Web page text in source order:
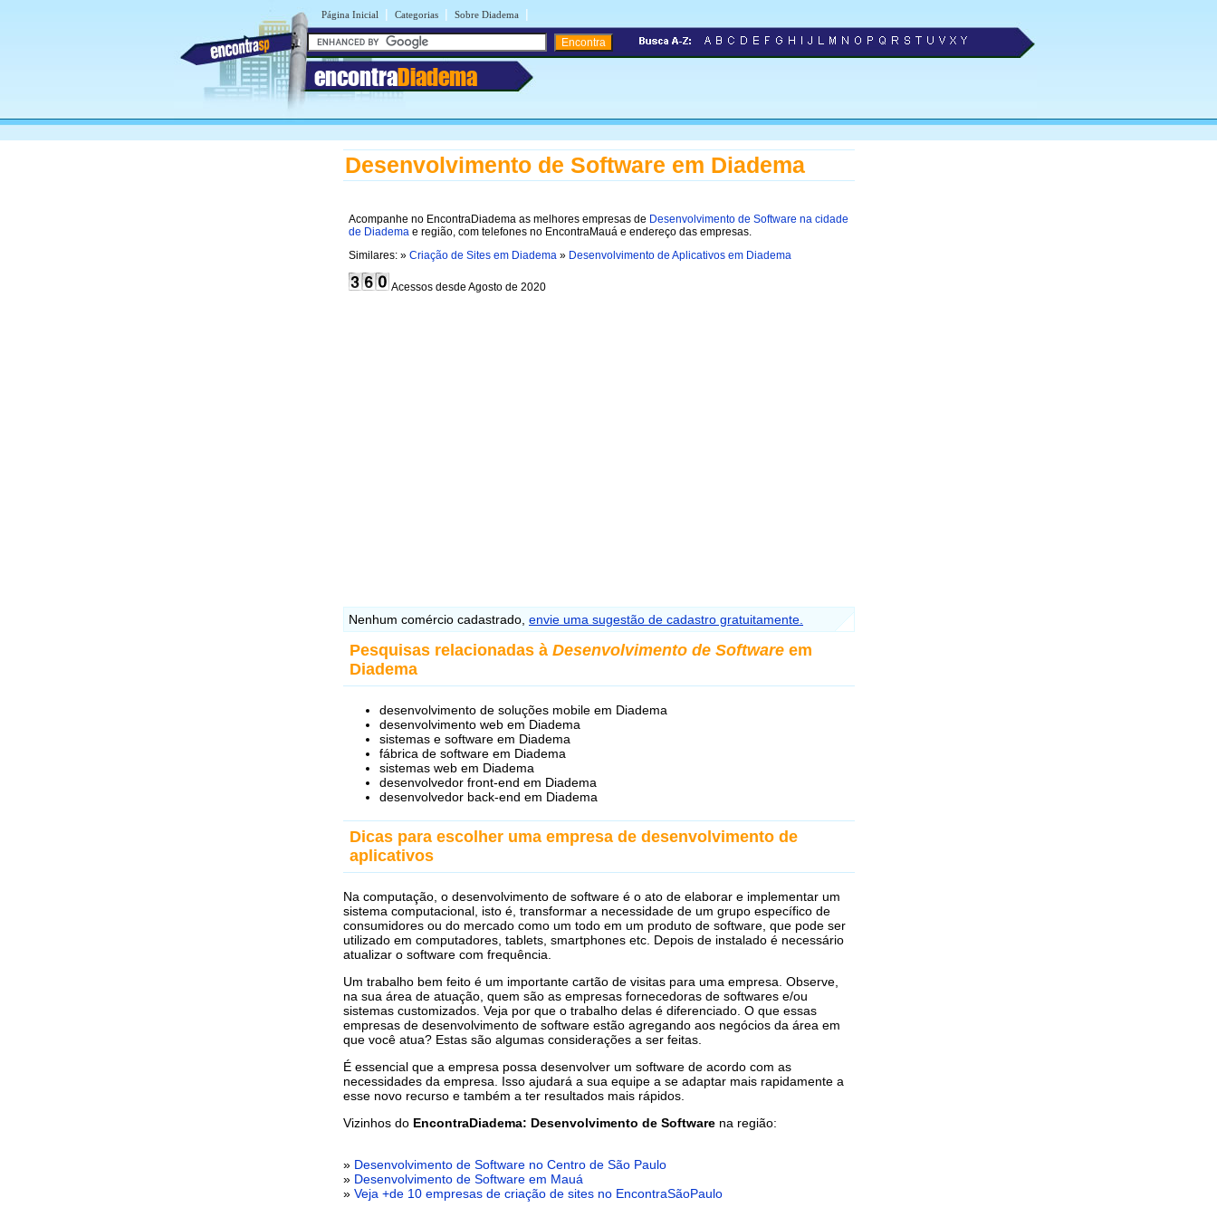
Página Inicial | Categorias | Sobre Diadema |
encontraDiadema
Desenvolvimento de Software em Diadema
Acompanhe no EncontraDiadema as melhores empresas de Desenvolvimento de Software na cidade
de Diadema e região, com telefones no EncontraMauá e endereço das empresas.
Similares: » Criação de Sites em Diadema » Desenvolvimento de Aplicativos em Diadema
Acessos desde Agosto de 2020
Nenhum comércio cadastrado, envie uma sugestão de cadastro gratuitamente.
Pesquisas relacionadas à Desenvolvimento de Software em
Diadema
desenvolvimento de soluções mobile em Diadema
desenvolvimento web em Diadema
sistemas e software em Diadema
fábrica de software em Diadema
sistemas web em Diadema
desenvolvedor front-end em Diadema
desenvolvedor back-end em Diadema
Dicas para escolher uma empresa de desenvolvimento de
aplicativos
Na computação, o desenvolvimento de software é o ato de elaborar e implementar um
sistema computacional, isto é, transformar a necessidade de um grupo específico de
consumidores ou do mercado como um todo em um produto de software, que pode ser
utilizado em computadores, tablets, smartphones etc. Depois de instalado é necessário
atualizar o software com frequência.
Um trabalho bem feito é um importante cartão de visitas para uma empresa. Observe,
na sua área de atuação, quem são as empresas fornecedoras de softwares e/ou
sistemas customizados. Veja por que o trabalho delas é diferenciado. O que essas
empresas de desenvolvimento de software estão agregando aos negócios da área em
que você atua? Estas são algumas considerações a ser feitas.
É essencial que a empresa possa desenvolver um software de acordo com as
necessidades da empresa. Isso ajudará a sua equipe a se adaptar mais rapidamente a
esse novo recurso e também a ter resultados mais rápidos.
Vizinhos do EncontraDiadema: Desenvolvimento de Software na região:
» Desenvolvimento de Software no Centro de São Paulo
» Desenvolvimento de Software em Mauá
» Veja +de 10 empresas de criação de sites no EncontraSãoPaulo